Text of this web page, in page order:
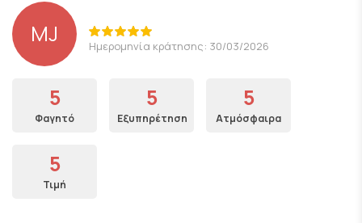
MJ Ημερομηνία κράτησης: 30/03/2026
5
Φαγητό
5
Εξυπηρέτηση
5
Ατμόσφαιρα
5
Τιμή